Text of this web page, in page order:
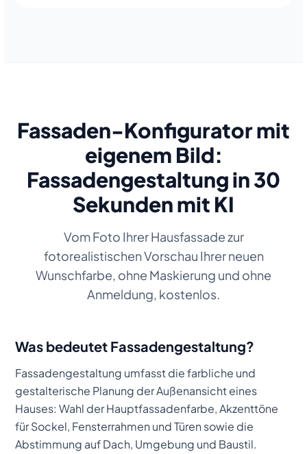
Fassaden-Konfigurator mit
eigenem Bild:
Fassadengestaltung in 30
Sekunden mit KI
Vom Foto Ihrer Hausfassade zur
fotorealistischen Vorschau Ihrer neuen
Wunschfarbe, ohne Maskierung und ohne
Anmeldung, kostenlos.
Was bedeutet Fassadengestaltung?
Fassadengestaltung umfasst die farbliche und
gestalterische Planung der Außenansicht eines
Hauses: Wahl der Hauptfassadenfarbe, Akzenttöne
für Sockel, Fensterrahmen und Türen sowie die
Abstimmung auf Dach, Umgebung und Baustil.